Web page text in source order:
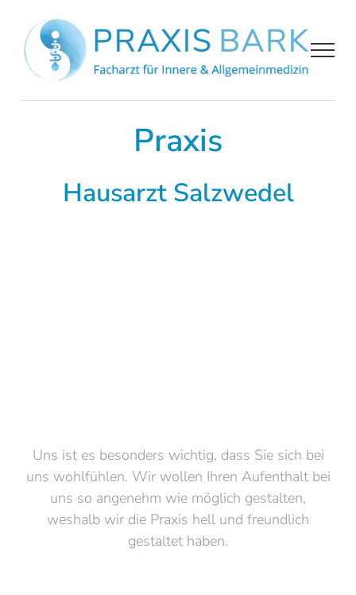
Inhalt
springen
Praxis
Hausarzt Salzwedel
Uns ist es besonders wichtig, dass Sie sich bei
uns wohlfühlen. Wir wollen Ihren Aufenthalt bei
uns so angenehm wie möglich gestalten,
weshalb wir die Praxis hell und freundlich
gestaltet haben.